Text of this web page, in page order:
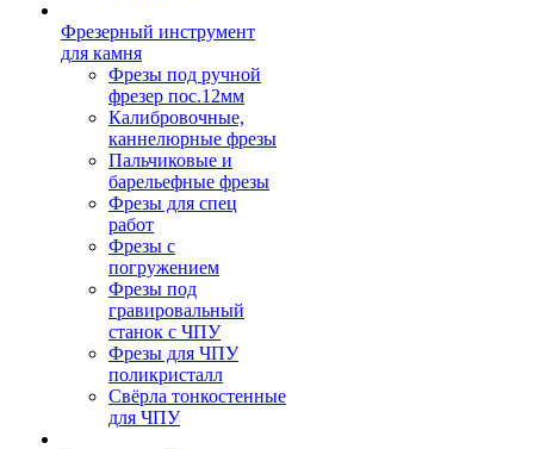
Фрезерный инструмент
для камня
Фрезы под ручной
фрезер пос.12мм
Калибровочные,
каннелюрные фрезы
Пальчиковые и
барельефные фрезы
Фрезы для спец
работ
Фрезы с
погружением
Фрезы под
гравировальный
станок с ЧПУ
Фрезы для ЧПУ
поликристалл
Свёрла тонкостенные
для ЧПУ